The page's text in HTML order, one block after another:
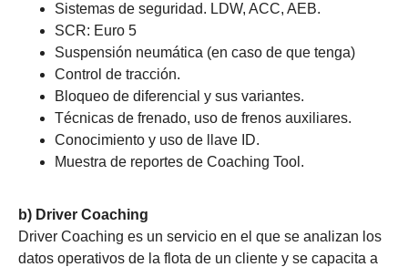
Sistemas de seguridad. LDW, ACC, AEB.
SCR: Euro 5
Suspensión neumática (en caso de que tenga)
Control de tracción.
Bloqueo de diferencial y sus variantes.
Técnicas de frenado, uso de frenos auxiliares.
Conocimiento y uso de llave ID.
Muestra de reportes de Coaching Tool.
b) Driver Coaching
Driver Coaching es un servicio en el que se analizan los
datos operativos de la flota de un cliente y se capacita a